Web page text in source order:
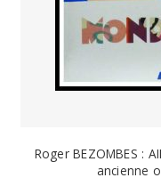
Roger BEZOMBES :
ancienne